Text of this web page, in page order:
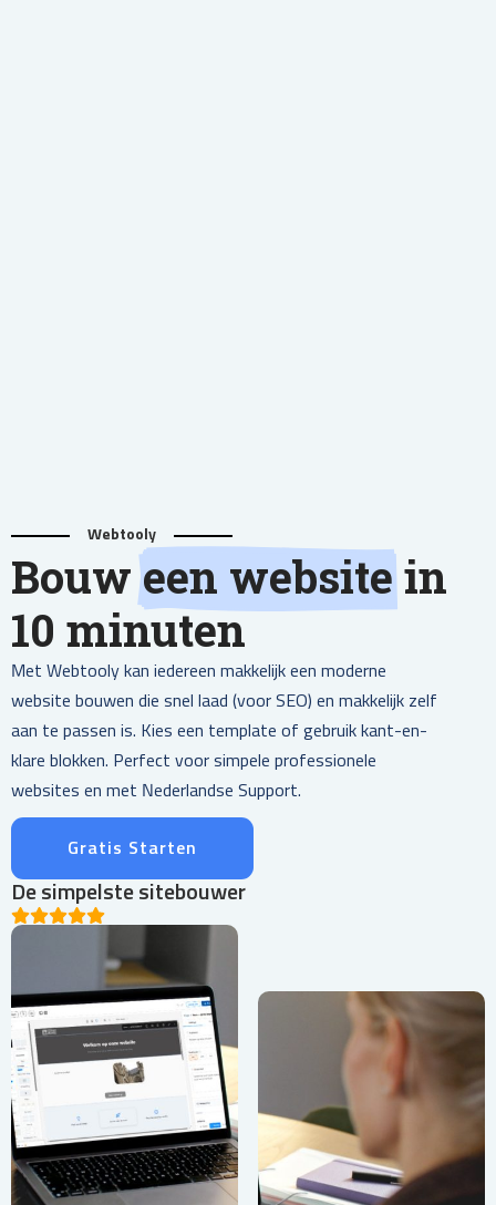
Webtooly
Bouw een website in
10 minuten
Met Webtooly kan iedereen makkelijk een moderne
website bouwen die snel laad (voor SEO) en makkelijk zelf
aan te passen is. Kies een template of gebruik kant-en-
klare blokken. Perfect voor simpele professionele
websites en met Nederlandse Support.
Gratis Starten
De simpelste sitebouwer